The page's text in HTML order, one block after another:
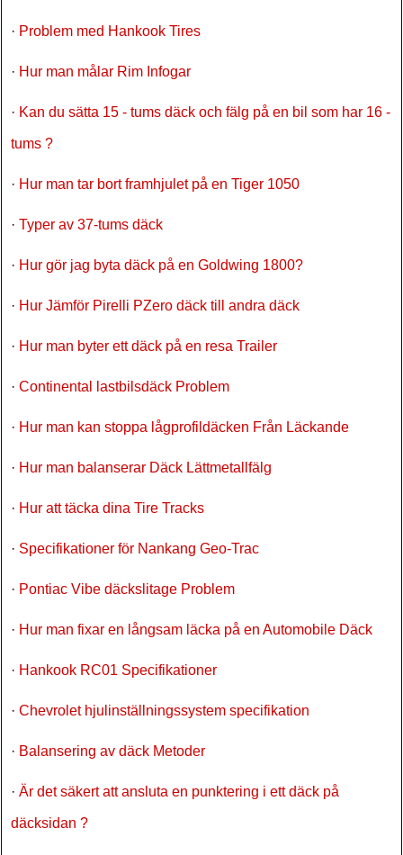
· Problem med Hankook Tires
· Hur man målar Rim Infogar
· Kan du sätta 15 - tums däck och fälg på en bil som har 16 -
tums ?
· Hur man tar bort framhjulet på en Tiger 1050
· Typer av 37-tums däck
· Hur gör jag byta däck på en Goldwing 1800?
· Hur Jämför Pirelli PZero däck till andra däck
· Hur man byter ett däck på en resa Trailer
· Continental lastbilsdäck Problem
· Hur man kan stoppa lågprofildäcken Från Läckande
· Hur man balanserar Däck Lättmetallfälg
· Hur att täcka dina Tire Tracks
· Specifikationer för Nankang Geo-Trac
· Pontiac Vibe däckslitage Problem
· Hur man fixar en långsam läcka på en Automobile Däck
· Hankook RC01 Specifikationer
· Chevrolet hjulinställningssystem specifikation
· Balansering av däck Metoder
· Är det säkert att ansluta en punktering i ett däck på
däcksidan ?